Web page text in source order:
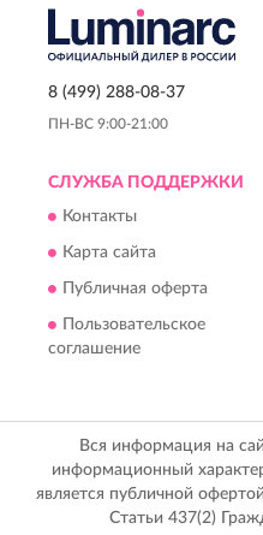
8 (499) 288-08-37
ПН-ВС 9:00-21:00
СЛУЖБА ПОДДЕРЖКИ
Контакты
Карта сайта
Публичная оферта
Пользовательское
соглашение
Вся информация на
информационный
является публичной
Статьи 437(2)